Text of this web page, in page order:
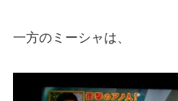
一方のミーシャは、